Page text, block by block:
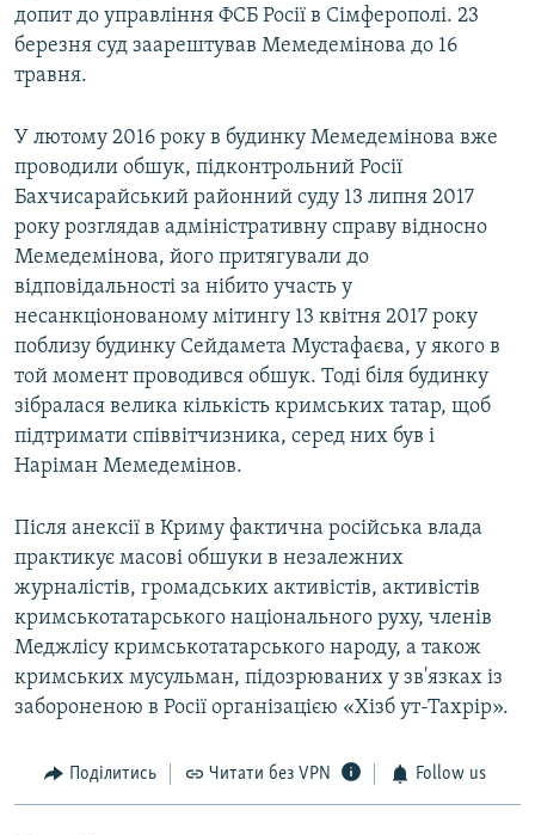
допит до управління ФСБ Росії в Сімферополі. 23
березня суд заарештував Мемедемінова до 16
травня.
У лютому 2016 року в будинку Мемедемінова вже
проводили обшук, підконтрольний Росії
Бахчисарайський районний суду 13 липня 2017
року розглядав адміністративну справу відносно
Мемедемінова, його притягували до
відповідальності за нібито участь у
несанкціонованому мітингу 13 квітня 2017 року
поблизу будинку Сейдамета Мустафаєва, у якого в
той момент проводився обшук. Тоді біля будинку
зібралася велика кількість кримських татар, щоб
підтримати співвітчизника, серед них був і
Наріман Мемедемінов.
Після анексії в Криму фактична російська влада
практикує масові обшуки в незалежних
журналістів, громадських активістів, активістів
кримськотатарського національного руху, членів
Меджлісу кримськотатарського народу, а також
кримських мусульман, підозрюваних у зв'язках із
забороненою в Росії організацією «Хізб ут-Тахрір».
Поділитись Читати без VPN Follow us